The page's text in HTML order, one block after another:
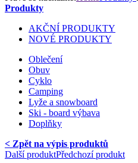
Produkty
AKČNÍ PRODUKTY
NOVÉ PRODUKTY
Oblečení
Obuv
Cyklo
Camping
Lyže a snowboard
Ski - board výbava
Doplňky
< Zpět na výpis produktů
Další produktPředchozí produkt